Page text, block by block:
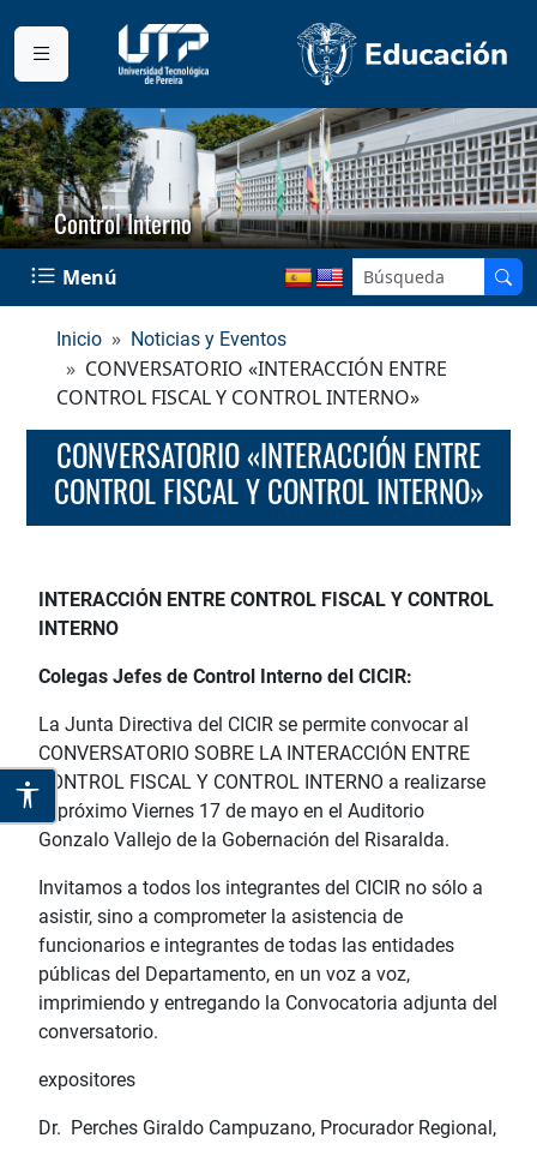
Control Interno
Menú
Inicio Noticias y Eventos
CONVERSATORIO «INTERACCIÓN ENTRE
CONTROL FISCAL Y CONTROL INTERNO»
CONVERSATORIO «INTERACCIÓN ENTRE
CONTROL FISCAL Y CONTROL INTERNO»
INTERACCIÓN ENTRE CONTROL FISCAL Y CONTROL
INTERNO
Colegas Jefes de Control Interno del CICIR:
La Junta Directiva del CICIR se permite convocar al
CONVERSATORIO SOBRE LA INTERACCIÓN ENTRE
CONTROL FISCAL Y CONTROL INTERNO a realizarse
el próximo Viernes 17 de mayo en el Auditorio
Gonzalo Vallejo de la Gobernación del Risaralda.
Invitamos a todos los integrantes del CICIR no sólo a
asistir, sino a comprometer la asistencia de
funcionarios e integrantes de todas las entidades
públicas del Departamento, en un voz a voz,
imprimiendo y entregando la Convocatoria adjunta del
conversatorio.
expositores
Dr. Perches Giraldo Campuzano, Procurador Regional,